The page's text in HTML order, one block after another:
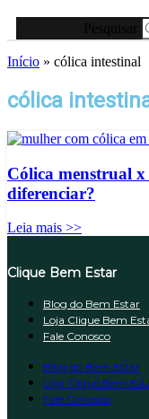
Início » cólica intestinal
cólica
Cólica menstrual
diferenciar?
Leia mais >>
Clique Bem Estar
Blog do Bem Estar
Loja Clique Bem
Fale Conosco
Blog do Bem Estar
Loja Clique Bem
Fale Conosco